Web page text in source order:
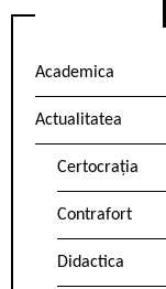
Academica
Actualitatea
Certocrația
Contrafort
Didactica